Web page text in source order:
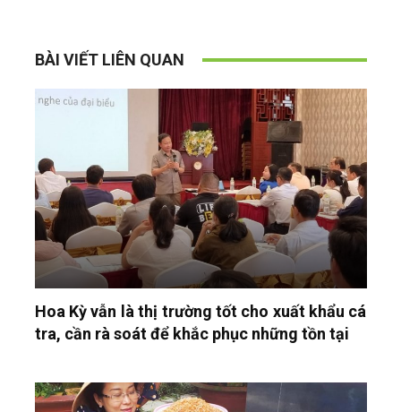
BÀI VIẾT LIÊN QUAN
Hoa Kỳ vẫn là thị trường tốt cho xuất khẩu cá
tra, cần rà soát để khắc phục những tồn tại